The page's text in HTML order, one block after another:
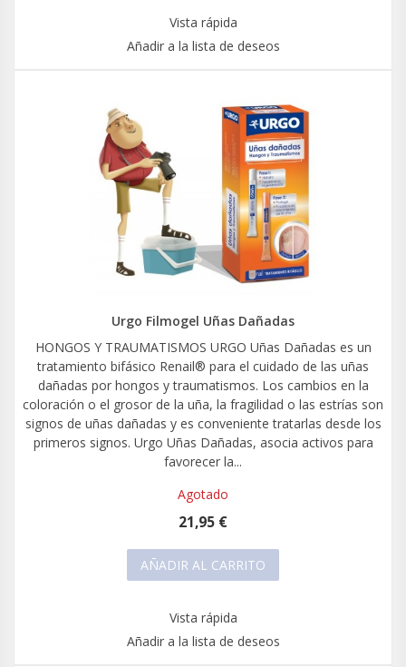
Vista rápida
Añadir a la lista de deseos
Urgo Filmogel Uñas Dañadas
HONGOS Y TRAUMATISMOS URGO Uñas Dañadas es un
tratamiento bifásico Renail® para el cuidado de las uñas
dañadas por hongos y traumatismos. Los cambios en la
coloración o el grosor de la uña, la fragilidad o las estrías son
signos de uñas dañadas y es conveniente tratarlas desde los
primeros signos. Urgo Uñas Dañadas, asocia activos para
favorecer la...
Agotado
21,95 €
AÑADIR AL CARRITO
Vista rápida
Añadir a la lista de deseos